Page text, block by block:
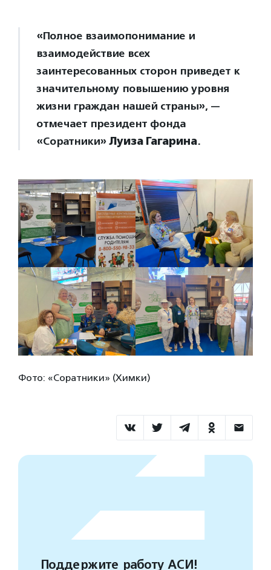
«Полное взаимопонимание и
взаимодействие всех
заинтересованных сторон приведет к
значительному повышению уровня
жизни граждан нашей страны», —
отмечает президент фонда
«Соратники»Луиза Гагарина.
Фото: «Соратники» (Химки)
Поддержите работу АСИ!